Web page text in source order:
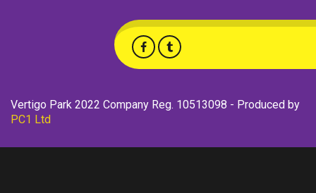
Vertigo Park 2022 Company Reg. 10513098 - Produced by
PC1 Ltd